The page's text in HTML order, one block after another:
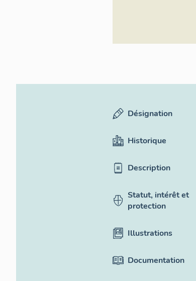
Désignation
Historique
Description
Statut, intérêt et
protection
Illustrations
Documentation